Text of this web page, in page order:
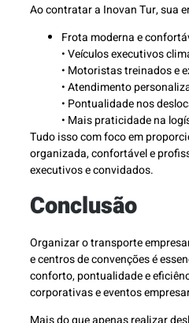
Ao contratar a Inovan Tur, sua
Frota moderna e
• Veículos executivos
• Motoristas treinados e
• Atendimento
• Pontualidade nos
• Mais praticidade na
Tudo isso com foco em
organizada, confortável e
executivos e convidados.
Conclusão
Organizar o transporte
e centros de convenções é
conforto, pontualidade e
corporativas e eventos